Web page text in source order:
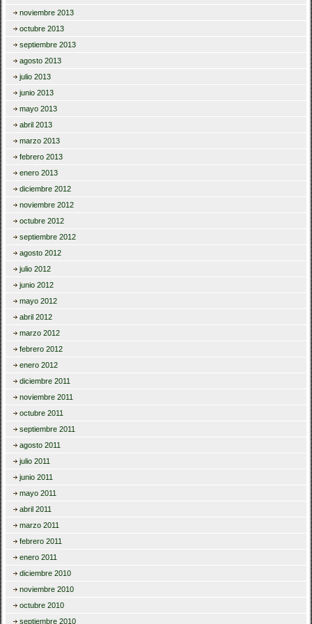
noviembre 2013
octubre 2013
septiembre 2013
agosto 2013
julio 2013
junio 2013
mayo 2013
abril 2013
marzo 2013
febrero 2013
enero 2013
diciembre 2012
noviembre 2012
octubre 2012
septiembre 2012
agosto 2012
julio 2012
junio 2012
mayo 2012
abril 2012
marzo 2012
febrero 2012
enero 2012
diciembre 2011
noviembre 2011
octubre 2011
septiembre 2011
agosto 2011
julio 2011
junio 2011
mayo 2011
abril 2011
marzo 2011
febrero 2011
enero 2011
diciembre 2010
noviembre 2010
octubre 2010
septiembre 2010